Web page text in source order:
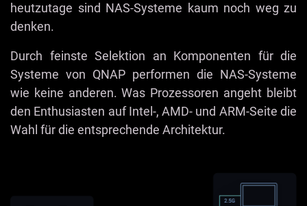
heutzutage sind NAS-Systeme kaum noch weg zu
denken.
Durch feinste Selektion an Komponenten für die
Systeme von QNAP performen die NAS-Systeme
wie keine anderen. Was Prozessoren angeht bleibt
den Enthusiasten auf Intel-, AMD- und ARM-Seite die
Wahl für die entsprechende Architektur.